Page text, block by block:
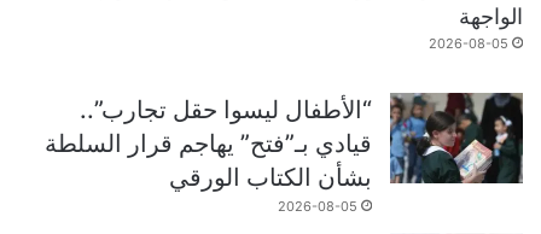
الواجهة
2026-08-05
“الأطفال ليسوا حقل تجارب”..
قيادي بـ”فتح” يهاجم قرار السلطة
بشأن الكتاب الورقي
2026-08-05